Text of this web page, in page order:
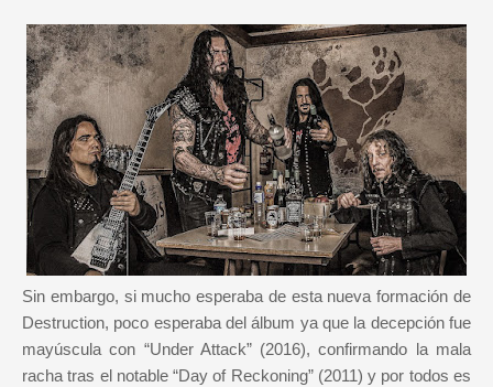
Sin embargo, si mucho esperaba de esta nueva formación de
Destruction, poco esperaba del álbum ya que la decepción fue
mayúscula con “Under Attack” (2016), confirmando la mala
racha tras el notable “Day of Reckoning” (2011) y por todos es